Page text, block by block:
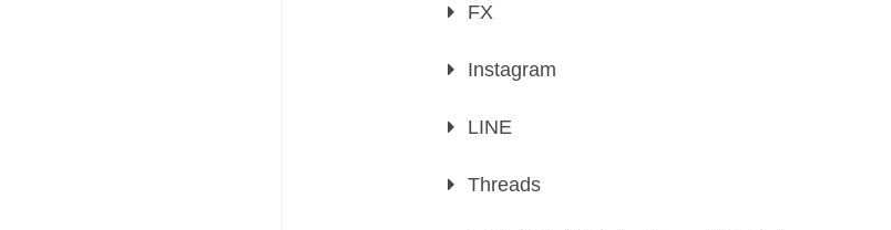
FX
Instagram
LINE
Threads